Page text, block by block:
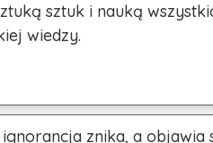
sztuk i nauką
wiedzy.
znika, a objawia